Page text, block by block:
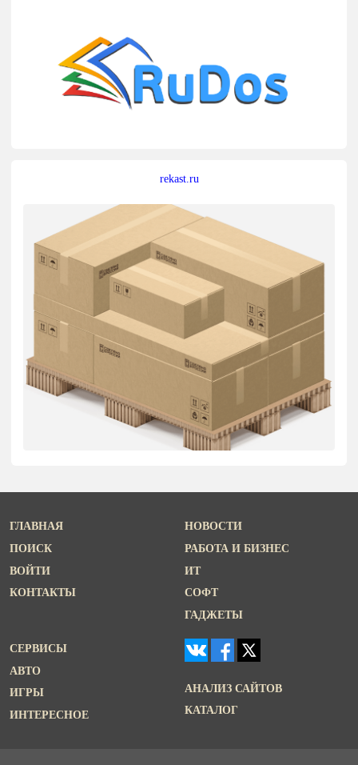
rekast.ru
ГЛАВНАЯ
ПОИСК
ВОЙТИ
КОНТАКТЫ
НОВОСТИ
РАБОТА И БИЗНЕС
ИТ
СОФТ
ГАДЖЕТЫ
СЕРВИСЫ
АВТО
ИГРЫ
ИНТЕРЕСНОЕ
АНАЛИЗ САЙТОВ
КАТАЛОГ